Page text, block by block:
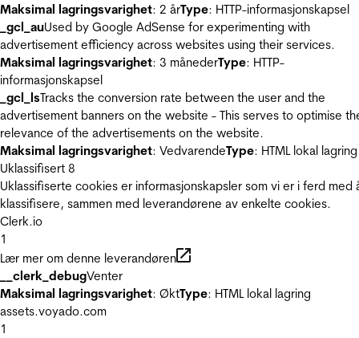
Maksimal lagringsvarighet: 2 årType: HTTP-informasjonskapsel
_gcl_auUsed by Google AdSense for experimenting with
advertisement efficiency across websites using their services.
Maksimal lagringsvarighet: 3 månederType: HTTP-
informasjonskapsel
_gcl_lsTracks the conversion rate between the user and the
advertisement banners on the website - This serves to optimise
relevance of the advertisements on the website.
Maksimal lagringsvarighet: VedvarendeType: HTML lokal lagring
Uklassifisert 8
Uklassifiserte cookies er informasjonskapsler som vi er i ferd med
klassifisere, sammen med leverandørene av enkelte cookies.
Clerk.io
1
Lær mer om denne leverandøren
__clerk_debugVenter
Maksimal lagringsvarighet: ØktType: HTML lokal lagring
assets.voyado.com
1